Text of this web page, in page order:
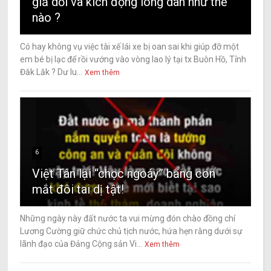
nào ?
Có hay không vụ việc tài xế lái xe bị oan sai khi giúp đỡ một
em bé bị lạc để rồi vướng vào vòng lao lý tại tx Buôn Hồ, Tỉnh
Đăk Lăk ? Dư lu...
Xem thêm
6
Việt Tân lại “chọc ngoáy” bằng con
mắt đôi tai dị tật!
Những ngày này đất nước ta vui mừng đón chào đồng chí
Lương Cường giữ chức chủ tịch nước, hứa hẹn rằng dưới sự
lãnh đạo của Đảng Cộng sản Vi...
Xem thêm